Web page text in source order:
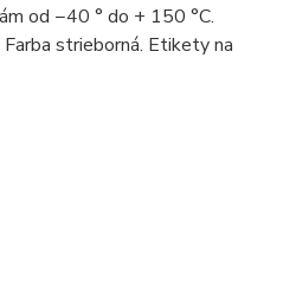
od −40 ° do + 150 °C.
strieborná. Etikety na